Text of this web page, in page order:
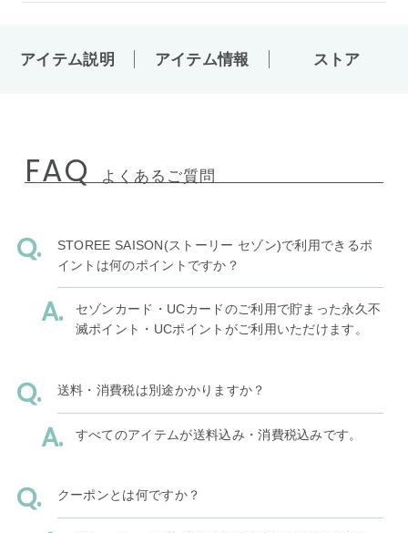
アイテム説明 アイテム情報 ストア
FAQ よくあるご質問
STOREE SAISON(ストーリー セゾン)で利用できるポ
イントは何のポイントですか？
セゾンカード・UCカードのご利用で貯まった永久不
滅ポイント・UCポイントがご利用いただけます。
送料・消費税は別途かかりますか？
すべてのアイテムが送料込み・消費税込みです。
クーポンとは何ですか？